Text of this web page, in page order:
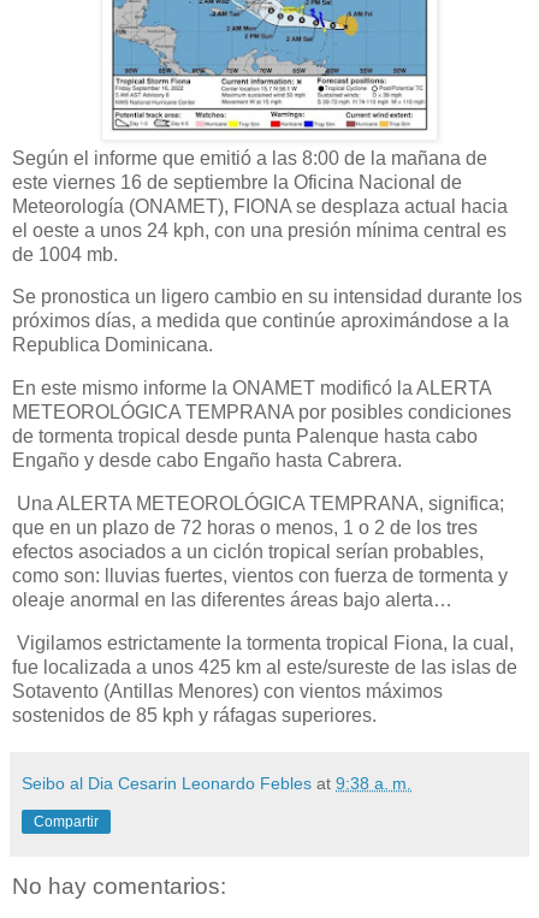
Según el informe que emitió a las 8:00 de la mañana de
este viernes 16 de septiembre la Oficina Nacional de
Meteorología (ONAMET), FIONA se desplaza actual hacia
el oeste a unos 24 kph, con una presión mínima central es
de 1004 mb.
Se pronostica un ligero cambio en su intensidad durante los
próximos días, a medida que continúe aproximándose a la
Republica Dominicana.
En este mismo informe la ONAMET modificó la ALERTA
METEOROLÓGICA TEMPRANA por posibles condiciones
de tormenta tropical desde punta Palenque hasta cabo
Engaño y desde cabo Engaño hasta Cabrera.
Una ALERTA METEOROLÓGICA TEMPRANA, significa;
que en un plazo de 72 horas o menos, 1 o 2 de los tres
efectos asociados a un ciclón tropical serían probables,
como son: lluvias fuertes, vientos con fuerza de tormenta y
oleaje anormal en las diferentes áreas bajo alerta…
Vigilamos estrictamente la tormenta tropical Fiona, la cual,
fue localizada a unos 425 km al este/sureste de las islas de
Sotavento (Antillas Menores) con vientos máximos
sostenidos de 85 kph y ráfagas superiores.
Seibo al Dia Cesarin Leonardo Febles at 9:38 a. m.
Compartir
No hay comentarios: